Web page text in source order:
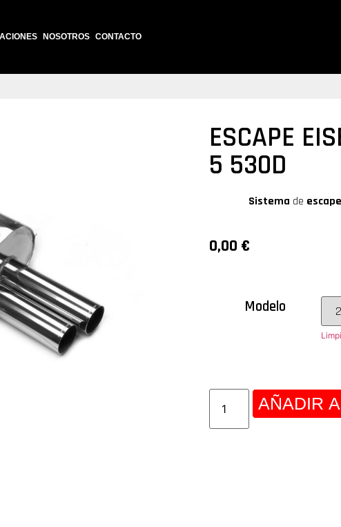
NOSOTROS CONTACTO
ESCAPE
5 530D
Sistema de escape
0,00 €
Modelo
AÑADIR